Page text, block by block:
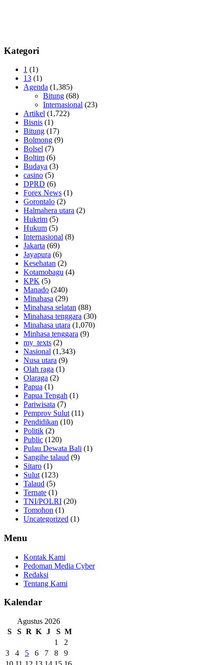
Kategori
1 (1)
13 (1)
Agenda (1,385)
Bitung (68)
Internasional (23)
Artikel (1,722)
Bisnis (1)
Bitung (17)
Bolmong (9)
Bolsel (7)
Boltim (6)
Budaya (3)
casino (5)
DPRD (6)
Forex News (1)
Gorontalo (2)
Halmahera utara (2)
Hukrim (5)
Hukum (5)
Internasional (8)
Jakarta (69)
Jayapura (6)
Kesehatan (2)
Kotamobagu (4)
KPK (5)
Manado (240)
Minahasa (29)
Minahasa selatan (88)
Minahasa tenggara (30)
Minahasa utara (1,070)
Minhasa tenggara (9)
my_texts (2)
Nasional (1,343)
Nusa utara (9)
Olah raga (1)
Olaraga (2)
Papua (1)
Papua Tengah (1)
Pariwisata (7)
Pemprov Sulut (11)
Pendidikan (10)
Politik (2)
Public (120)
Pulau Dewata Bali (1)
Sangihe talaud (9)
Sitaro (1)
Sulut (123)
Talaud (5)
Ternate (1)
TNI/POLRI (20)
Tomohon (1)
Uncategorized (1)
Menu
Kontak Kami
Pedoman Media Cyber
Redaksi
Tentang Kami
Kalendar
Agustus 2026
S
S R K J S M
1
2
3
4 5 6 7 8
9